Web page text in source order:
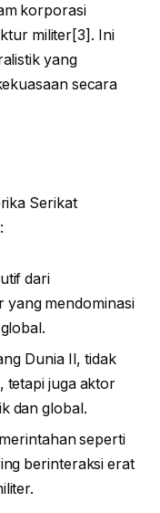
korporasi
militer[3]. Ini
yang
secara
Serikat
dari
yang mendominasi
Dunia II, tidak
tetapi juga aktor
dan global.
seperti
berinteraksi erat